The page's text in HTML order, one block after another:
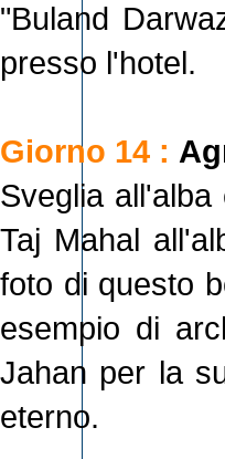
"Buland
presso l'hotel.
Giorno 14 :
Sveglia
Taj Mahal
foto di questo
esempio di
Jahan per la
eterno.